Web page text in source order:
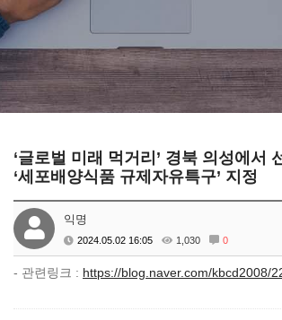
‘글로벌 미래 먹거리’ 경북 의성에서
‘세포배양식품 규제자유특구’ 지정
익명
2024.05.02 16:05 1,030 0
- 관련링크 : https://blog.naver.com/kbcd2008/